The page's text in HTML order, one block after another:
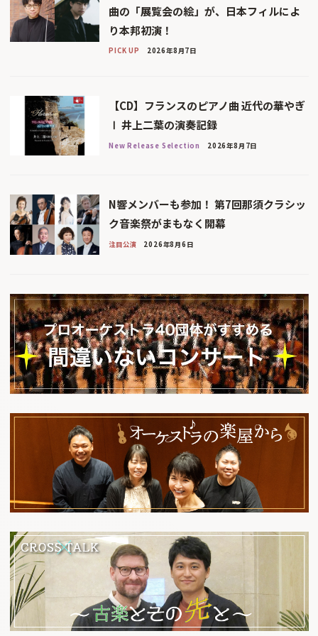
曲の「展覧会の絵」が、日本フィルによ
り本邦初演！
PICK UP 2026年8月7日
【CD】フランスのピアノ曲 近代の華やぎ
Ⅰ 井上二葉の演奏記録
New Release Selection 2026年8月7日
N響メンバーも参加！ 第7回那須クラシッ
ク音楽祭がまもなく開幕
注目公演 2026年8月6日